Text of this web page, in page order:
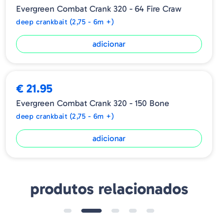
Peso - 16,5 gr.
Profundidade - 2,4 - 3,2 m
Tipo - Floating
Evergreen Combat Crank 320 - 64 Fire Craw
deep crankbait (2,75 - 6m +)
adicionar
€ 21.95
Evergreen Combat Crank 320 - 150 Bone
deep crankbait (2,75 - 6m +)
adicionar
produtos relacionados